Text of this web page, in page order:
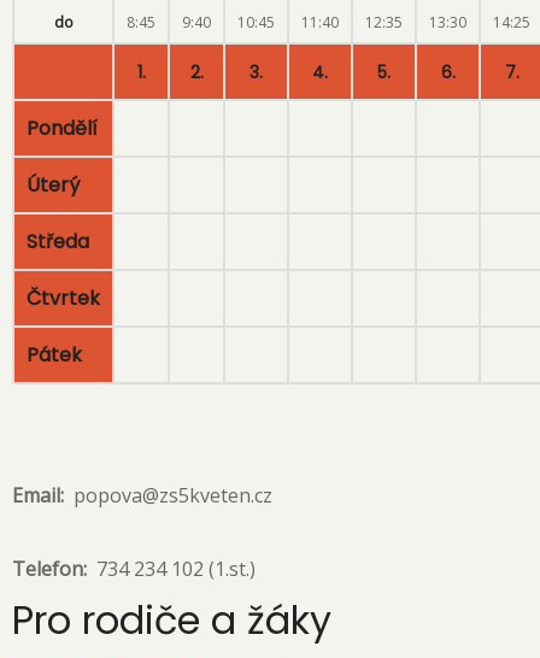
do 8:45 9:40 10:45 11:40 12:35 13:30 14:25
1. 2. 3. 4. 5. 6. 7.
Pondělí
Úterý
Středa
Čtvrtek
Pátek
Email popova@zs5kveten.cz
Telefon 734 234 102 (1.st.)
Pro rodiče a žáky